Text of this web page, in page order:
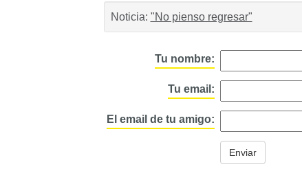
Noticia: "No pienso regresar"
Tu nombre:
Tu email:
El email de tu amigo: